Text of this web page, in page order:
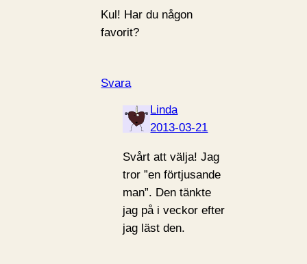
Kul! Har du någon
favorit?
Svara
Linda
2013-03-21
Svårt att välja! Jag
tror ”en förtjusande
man”. Den tänkte
jag på i veckor efter
jag läst den.